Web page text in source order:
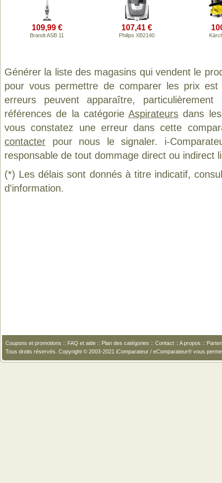
109,99 €
Brandt ASB 11
107,41 €
Philips XB2140
Générer la liste des magasins qui vendent le
pour vous permettre de comparer les prix
erreurs peuvent apparaître,
références de la catégorieAspirateurs dans
vous constatez une erreur dans cette
contacter pour nous le signaler. i-
responsable de tout dommage direct ou indirect
(*) Les délais sont donnés à titre indicatif,
d'information.
Coupons et promotions :: FAQ et aide :: Plan des catégories :: Contact :: A propos ::
Tous droits réservés. Copyright © 2003-2021 iComparateur / eComparateur® vous